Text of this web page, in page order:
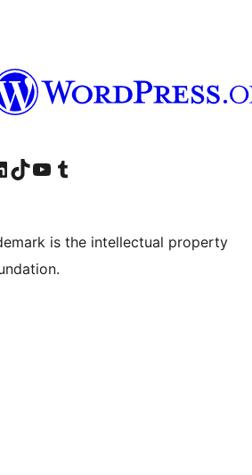
на Facebook
наш Instagram
нашу старонку ў LinkedIn
Visit our TikTok account
Наведайце наш YouTube каналVisit our Tumblr account
is the intellectual property